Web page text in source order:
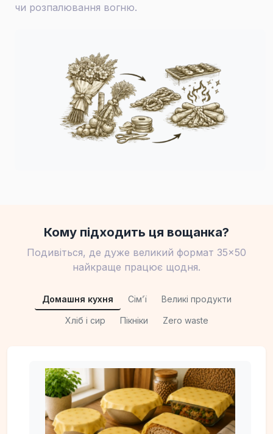
чи розпалювання вогню.
Кому підходить ця вощанка?
Подивіться, де дуже великий формат 35×50
найкраще працює щодня.
Домашня кухня Сімʼї Великі продукти
Хліб і сир Пікніки Zero waste